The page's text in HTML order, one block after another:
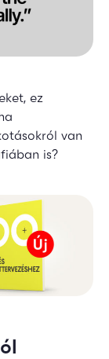
ez
van
is?